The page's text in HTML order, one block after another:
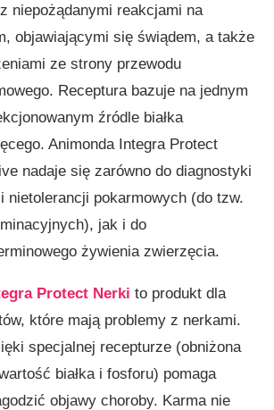
niepożądanymi reakcjami na
objawiającymi się świądem, a także
ze strony przewodu
Receptura bazuje na jednym
źródle białka
Animonda Integra Protect
nadaje się zarówno do diagnostyki
nietolerancji pokarmowych (do tzw.
jak i do
żywienia zwierzęcia.
Protect Nerki to produkt dla
które mają problemy z nerkami.
specjalnej recepturze (obniżona
białka i fosforu) pomaga
objawy choroby. Karma nie